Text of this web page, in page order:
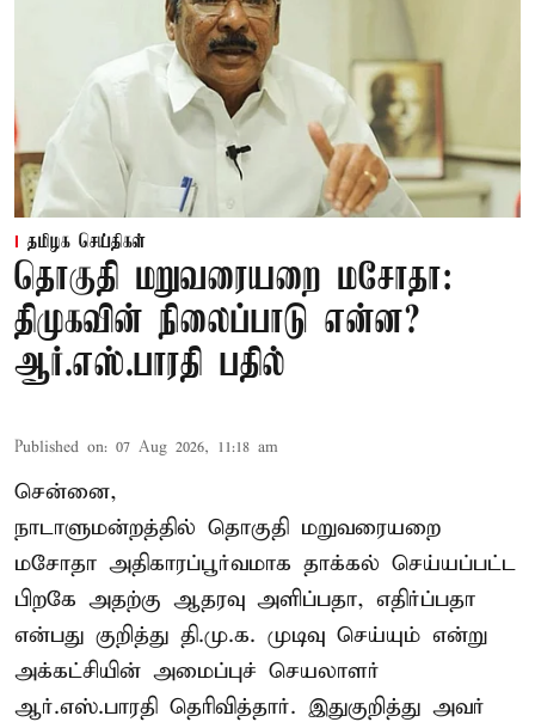
தமிழக செய்திகள்
தொகுதி மறுவரையறை மசோதா:
திமுகவின் நிலைப்பாடு என்ன?
ஆர்.எஸ்.பாரதி பதில்
Published on: 07 Aug 2026, 11:18 am
சென்னை,
நாடாளுமன்றத்தில் தொகுதி மறுவரையறை
மசோதா அதிகாரப்பூர்வமாக தாக்கல் செய்யப்பட்ட
பிறகே அதற்கு ஆதரவு அளிப்பதா, எதிர்ப்பதா
என்பது குறித்து தி.மு.க. முடிவு செய்யும் என்று
அக்கட்சியின் அமைப்புச் செயலாளர்
ஆர்.எஸ்.பாரதி தெரிவித்தார். இதுகுறித்து அவர்